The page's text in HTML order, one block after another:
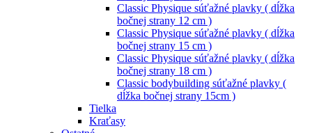
Classic Physique súťažné plavky ( dĺžka
bočnej strany 12 cm )
Classic Physique súťažné plavky ( dĺžka
bočnej strany 15 cm )
Classic Physique súťažné plavky ( dĺžka
bočnej strany 18 cm )
Classic bodybuilding súťažné plavky (
dĺžka bočnej strany 15cm )
Tielka
Kraťasy